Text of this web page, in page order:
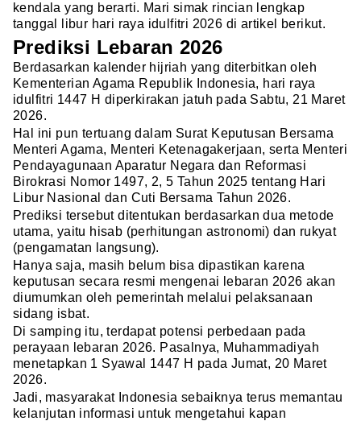
kendala yang berarti. Mari simak rincian lengkap
tanggal libur hari raya idulfitri 2026 di artikel berikut.
Prediksi Lebaran 2026
Berdasarkan kalender hijriah yang diterbitkan oleh
Kementerian Agama Republik Indonesia, hari raya
idulfitri 1447 H diperkirakan jatuh pada Sabtu, 21 Maret
2026.
Hal ini pun tertuang dalam Surat Keputusan Bersama
Menteri Agama, Menteri Ketenagakerjaan, serta Menteri
Pendayagunaan Aparatur Negara dan Reformasi
Birokrasi Nomor 1497, 2, 5 Tahun 2025 tentang Hari
Libur Nasional dan Cuti Bersama Tahun 2026.
Prediksi tersebut ditentukan berdasarkan dua metode
utama, yaitu hisab (perhitungan astronomi) dan rukyat
(pengamatan langsung).
Hanya saja, masih belum bisa dipastikan karena
keputusan secara resmi mengenai lebaran 2026 akan
diumumkan oleh pemerintah melalui pelaksanaan
sidang isbat.
Di samping itu, terdapat potensi perbedaan pada
perayaan lebaran 2026. Pasalnya, Muhammadiyah
menetapkan 1 Syawal 1447 H pada Jumat, 20 Maret
2026.
Jadi, masyarakat Indonesia sebaiknya terus memantau
kelanjutan informasi untuk mengetahui kapan